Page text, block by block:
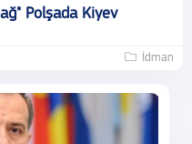
Polşada Kiyev
İdman